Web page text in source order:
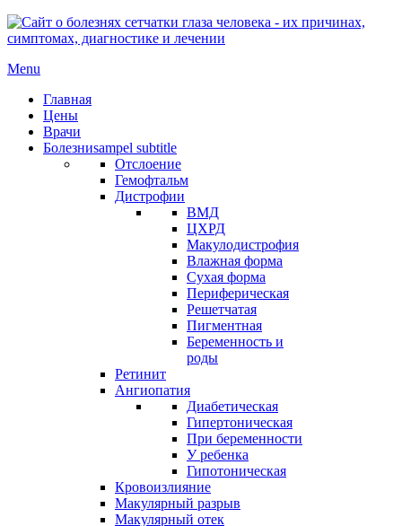
Menu
Главная
Цены
Врачи
Болезниsampel subtitle
Отслоение
Гемофтальм
Дистрофии
ВМД
ЦХРД
Макулодистрофия
Влажная форма
Сухая форма
Периферическая
Решетчатая
Пигментная
Беременность и
роды
Ретинит
Ангиопатия
Диабетическая
Гипертоническая
При беременности
У ребенка
Гипотоническая
Кровоизлияние
Макулярный разрыв
Макулярный отек